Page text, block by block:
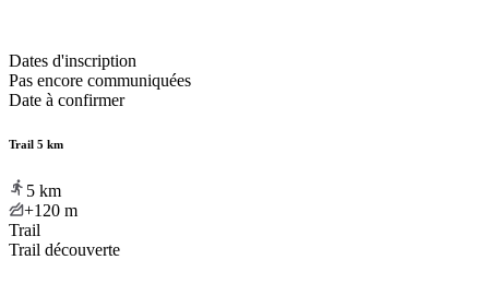
Dates d'inscription
Pas encore communiquées
Date à confirmer
Trail 5 km
5 km
+120 m
Trail
Trail découverte